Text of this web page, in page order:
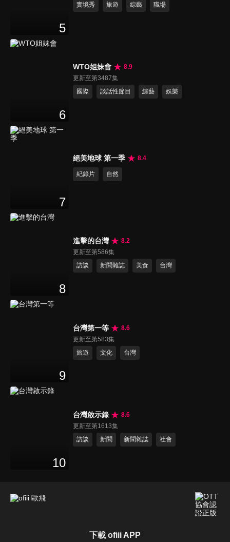
5
實境秀
旅遊 綜藝 職場
6
WTO姐妹會
8.9
更新至第3487集
國際
談話性節目 綜藝 娛樂
7
絕美地球 第一季 8.4
紀錄片 自然
8
進擊的台灣
8.2
更新至第586集
訪談
新聞雜誌 美食 台灣
9
台灣第一等
8.6
更新至第583集
旅遊
文化 台灣
10
台灣啟示錄
8.6
更新至第1613集
訪談
新聞 新聞雜誌 社會
下載 ofiii APP